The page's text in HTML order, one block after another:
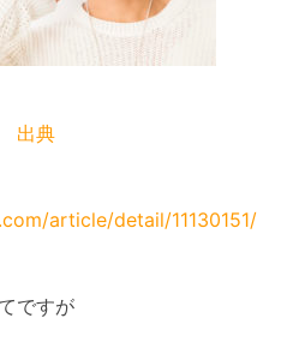
出典
article/detail/11130151/
ですが